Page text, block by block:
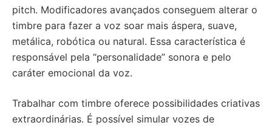
pitch. Modificadores avançados conseguem alterar o
timbre para fazer a voz soar mais áspera, suave,
metálica, robótica ou natural. Essa característica é
responsável pela “personalidade” sonora e pelo
caráter emocional da voz.
Trabalhar com timbre oferece possibilidades criativas
extraordinárias. É possível simular vozes de